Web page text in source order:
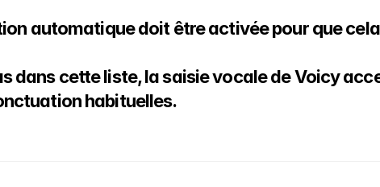
automatique doit être activée pour que
dans cette liste, la saisie vocale de Voicy
habituelles.